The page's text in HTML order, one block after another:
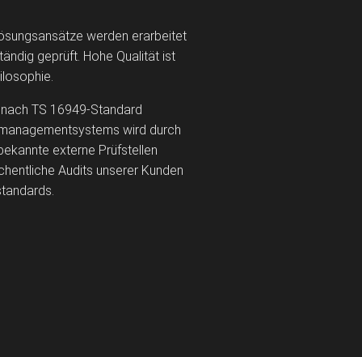
werden erarbeitet
geprüft. Hohe Qualität ist
TS 16949-Standard
wird durch
externe Prüfstellen
Audits unserer Kunden